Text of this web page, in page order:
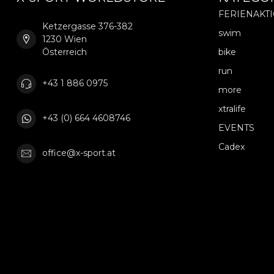
Ketzergasse 376-382
1230 Wien
Österreich
+43 1 886 0975
+43 (0) 664 4608746
office@x-sport.at
swim
bike
run
more
xtralife
EVENTS
Cadex